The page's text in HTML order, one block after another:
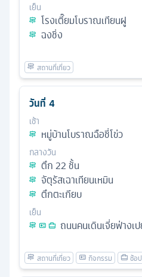
เย็น
โรงเตี๊ยมโบราณเทียนฝู
ฉงชิ่ง
วันที่ 4
เช้า
หมู่บ้านโบราณฉือชี่โข่ว
กลางวัน
ตึก 22 ชั้น
จัตุรัสเฉาเทียนเหมิน
ตึกตะเกียบ
เย็น
ถนนคนเดินเจี่ยฟ่างเ